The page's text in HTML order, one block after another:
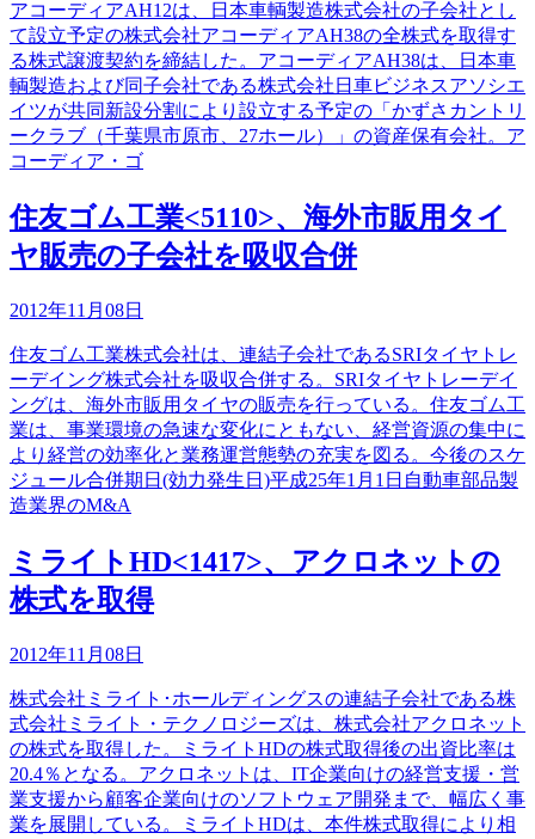
アコーディアAH12は、日本車輌製造株式会社の子会社とし
て設立予定の株式会社アコーディアAH38の全株式を取得す
る株式譲渡契約を締結した。アコーディアAH38は、日本車
輌製造および同子会社である株式会社日車ビジネスアソシエ
イツが共同新設分割により設立する予定の「かずさカントリ
ークラブ（千葉県市原市、27ホール）」の資産保有会社。ア
コーディア・ゴ
住友ゴム工業<5110>、海外市販用タイ
ヤ販売の子会社を吸収合併
2012年11月08日
住友ゴム工業株式会社は、連結子会社であるSRIタイヤトレ
ーデイング株式会社を吸収合併する。SRIタイヤトレーデイ
ングは、海外市販用タイヤの販売を行っている。住友ゴム工
業は、事業環境の急速な変化にともない、経営資源の集中に
より経営の効率化と業務運営態勢の充実を図る。今後のスケ
ジュール合併期日(効力発生日)平成25年1月1日自動車部品製
造業界のM&A
ミライトHD<1417>、アクロネットの
株式を取得
2012年11月08日
株式会社ミライト･ホールディングスの連結子会社である株
式会社ミライト・テクノロジーズは、株式会社アクロネット
の株式を取得した。ミライトHDの株式取得後の出資比率は
20.4％となる。アクロネットは、IT企業向けの経営支援・営
業支援から顧客企業向けのソフトウェア開発まで、幅広く事
業を展開している。ミライトHDは、本件株式取得により相